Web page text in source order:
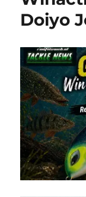
Doiyo